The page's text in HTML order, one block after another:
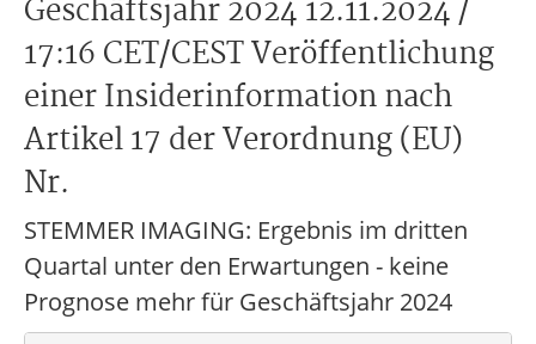
Geschäftsjahr 2024 12.11.2024 /
17:16 CET/CEST Veröffentlichung
einer Insiderinformation nach
Artikel 17 der Verordnung (EU)
Nr.
STEMMER IMAGING: Ergebnis im dritten
Quartal unter den Erwartungen - keine
Prognose mehr für Geschäftsjahr 2024